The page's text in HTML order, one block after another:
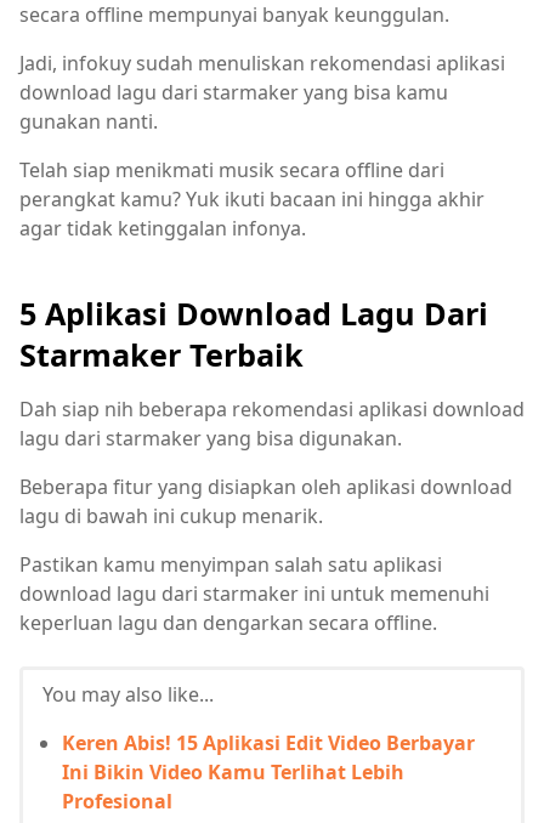
secara offline mempunyai banyak keunggulan.
Jadi, infokuy sudah menuliskan rekomendasi aplikasi
download lagu dari starmaker yang bisa kamu
gunakan nanti.
Telah siap menikmati musik secara offline dari
perangkat kamu? Yuk ikuti bacaan ini hingga akhir
agar tidak ketinggalan infonya.
5 Aplikasi Download Lagu Dari
Starmaker Terbaik
Dah siap nih beberapa rekomendasi aplikasi download
lagu dari starmaker yang bisa digunakan.
Beberapa fitur yang disiapkan oleh aplikasi download
lagu di bawah ini cukup menarik.
Pastikan kamu menyimpan salah satu aplikasi
download lagu dari starmaker ini untuk memenuhi
keperluan lagu dan dengarkan secara offline.
You may also like...
Keren Abis! 15 Aplikasi Edit Video Berbayar
Ini Bikin Video Kamu Terlihat Lebih
Profesional